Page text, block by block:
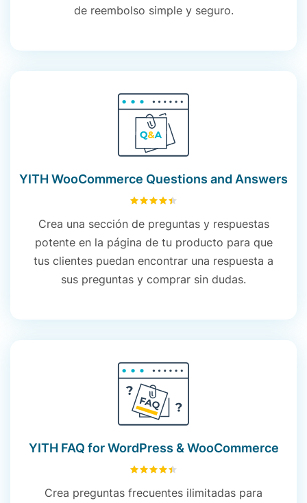
de reembolso simple y seguro.
YITH WooCommerce Questions and Answers
Crea una sección de preguntas y respuestas
potente en la página de tu producto para que
tus clientes puedan encontrar una respuesta a
sus preguntas y comprar sin dudas.
YITH FAQ for WordPress & WooCommerce
Crea preguntas frecuentes ilimitadas para